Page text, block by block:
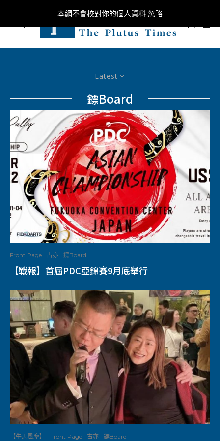
0
Latest
鏢Board
Front Page 古亦 鏢Board
【戰報】首屆PDC亞錦賽9月底舉行
【牛馬風塵】 Front Page 古亦 鏢Board
本網不會校對你的個人資料 忽略